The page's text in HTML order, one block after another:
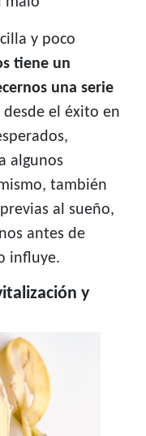
y poco
tiene un
una serie
desde el éxito en
algunos
también
al sueño,
antes de
influye.
y